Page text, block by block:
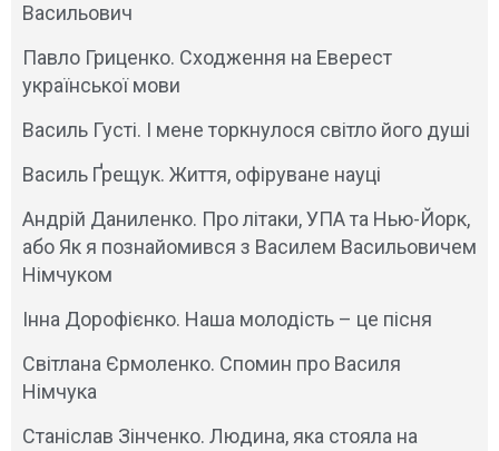
Васильович
Павло Гриценко. Сходження на Еверест
української мови
Василь Густі. І мене торкнулося світло його душі
Василь Ґрещук. Життя, офіруване науці
Андрій Даниленко. Про літаки, УПА та Нью-Йорк,
або Як я познайомився з Василем Васильовичем
Німчуком
Інна Дорофієнко. Наша молодість – це пісня
Світлана Єрмоленко. Спомин про Василя
Німчука
Станіслав Зінченко. Людина, яка стояла на